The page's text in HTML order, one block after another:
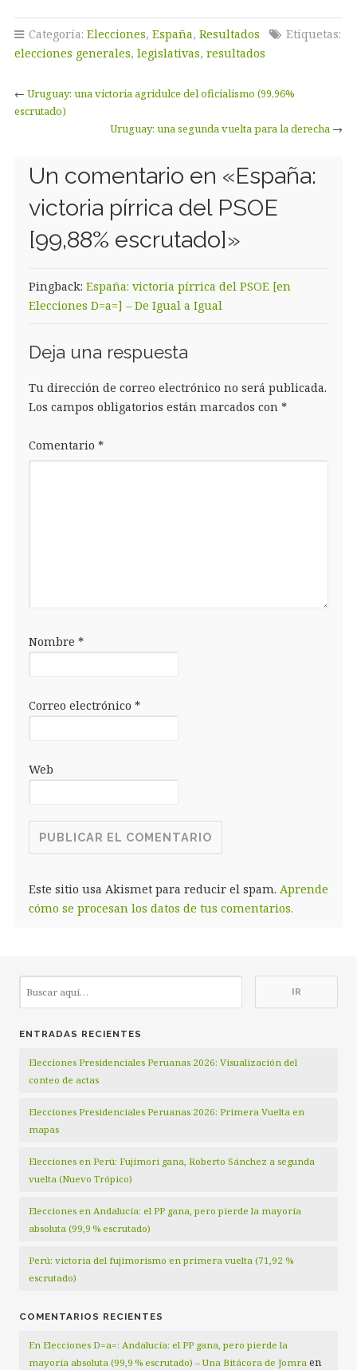
Categoría: Elecciones, España, Resultados
Etiquetas:
elecciones generales, legislativas, resultados
← Uruguay: una victoria agridulce del oficialismo (99,96%
escrutado)
Uruguay: una segunda vuelta para la derecha →
Un comentario en «España:
victoria pírrica del PSOE
[99,88% escrutado]»
Pingback: España: victoria pírrica del PSOE [en
Elecciones D=a=] – De Igual a Igual
Deja una respuesta
Tu dirección de correo electrónico no será publicada.
Los campos obligatorios están marcados con *
Comentario *
Nombre *
Correo electrónico *
Web
Este sitio usa Akismet para reducir el spam. Aprende
cómo se procesan los datos de tus comentarios.
ENTRADAS RECIENTES
Elecciones Presidenciales Peruanas 2026: Visualización del
conteo de actas
Elecciones Presidenciales Peruanas 2026: Primera Vuelta en
mapas
Elecciones en Perú: Fujimori gana, Roberto Sánchez a segunda
vuelta (Nuevo Trópico)
Elecciones en Andalucía: el PP gana, pero pierde la mayoría
absoluta (99,9 % escrutado)
Perú: victoria del fujimorismo en primera vuelta (71,92 %
escrutado)
COMENTARIOS RECIENTES
En Elecciones D=a=: Andalucía: el PP gana, pero pierde la
mayoría absoluta (99,9 % escrutado) – Una Bitácora de Jomra en